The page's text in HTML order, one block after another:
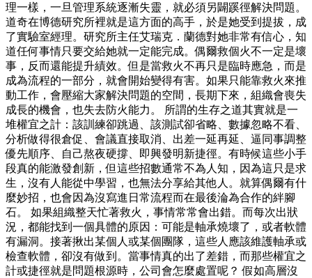
理一樣，一旦管理系統逐漸失靈，就必須另闢蹊徑解決問題。
道奇在博德研究所裡就是這方面的高手，於是她受到提拔，成
了實驗室經理。研究所主任艾瑞克．蘭德對她非常有信心，知
道任何事情只要交給她就一定能完成。偶爾救個火不一定是壞
事，反而還能提升績效。但是當救火不再只是臨時應急，而是
成為流程的一部分，就會開始變得有害。如果只能靠救火來推
動工作，會壓縮大家解決問題的空間，長期下來，組織會喪失
成長的機會，也失去防火能力。 所謂的生存之道其實就是一
堆權宜之計：該訓練卻跳過、該測試卻省略、數據忽略不看、
分析做得很倉促、會議直接取消、出差一延再延、逼同事調整
優先順序、自己熬夜硬撐、即興發明新捷徑。有時候這些小手
段真的能激發創新，但這些招數通常不為人知，因為這只是求
生，沒有人能從中學習，也無法分享給其他人。就算偶爾有什
麼妙招，也會因為沒寫進日常流程而在最後淪為合作的絆腳
石。 如果組織整天忙著救火，事情常常會出錯。而每次出狀
況，都能找到一個具體的原因：可能是軸承燒壞了，或者軟體
有漏洞。接著揪出某個人或某個團隊，這些人應該維護軸承或
檢查軟體，卻沒有做到。當事情真的出了差錯，而那些權宜之
計或捷徑就是問題根源時，公司會怎麼處置呢？ 假如高層沒